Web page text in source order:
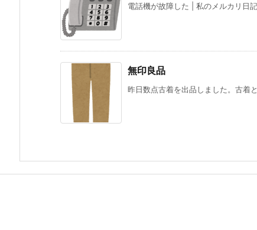
電話機が故障した | 私のメルカリ日
無印良品
昨日数点古着を出品しました。古着